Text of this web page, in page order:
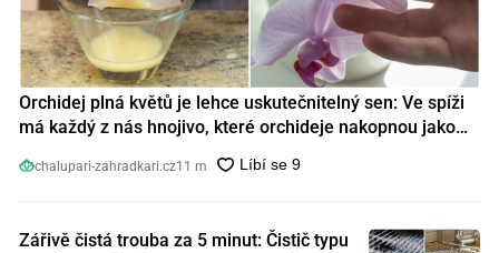
Orchidej plná květů je lehce uskutečnitelný sen: Ve spíži
má každý z nás hnojivo, které orchideje nakopnou jako
chalupari-zahradkari.cz11 m
Zářivě čistá trouba za 5 minut: Čistič typu